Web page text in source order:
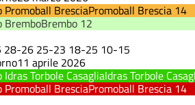
Promoball Brescia 14
Brembo 12
28-26 25-23 18-25 10-15
11 aprile 2026
Idras Torbole
Promoball Brescia 14